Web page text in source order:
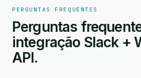
PERGUNTAS FREQUENTES
Perguntas
integração Slack +
API.